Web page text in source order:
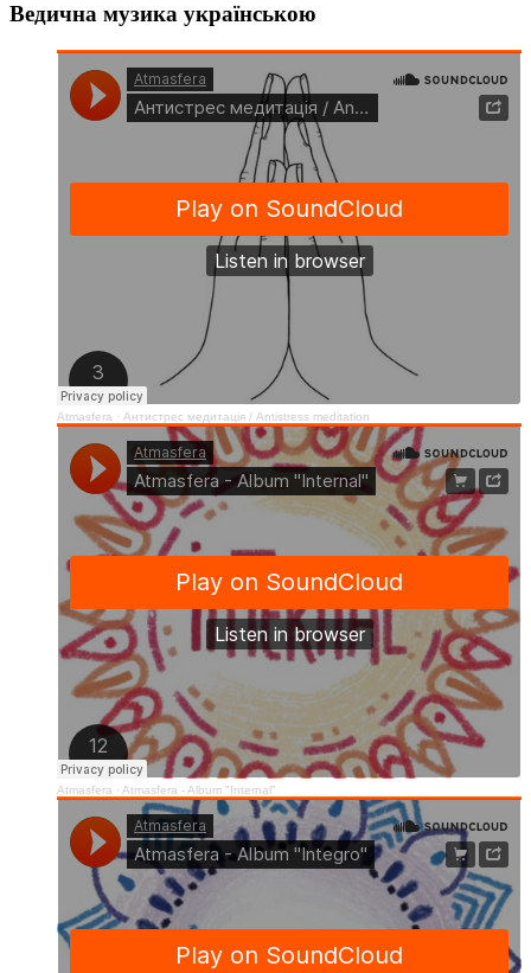
Ведична музика українською
Atmasfera · Антистрес медитація / Аntistress meditation
Atmasfera · Atmasfera - Album "Internal"